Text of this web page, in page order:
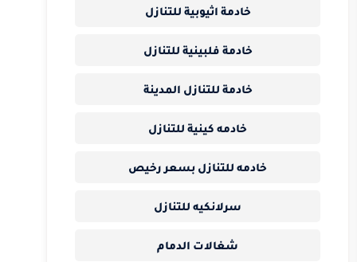
خادمة اثيوبية للتنازل
خادمة فلبينية للتنازل
خادمة للتنازل المدينة
خادمه كينية للتنازل
خادمه للتنازل بسعر رخيص
سرلانكيه للتنازل
شغالات الدمام